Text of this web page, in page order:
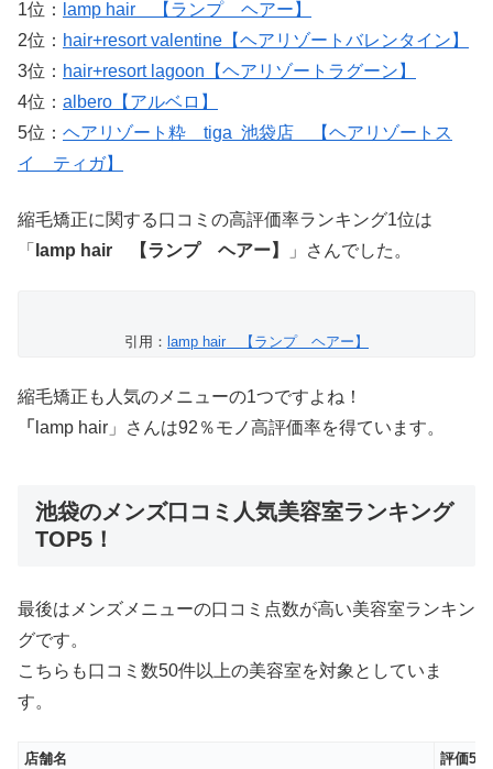
1位：
lamp hair 【ランプ ヘアー】
2位： hair+resort valentine【ヘアリゾートバレンタイン】
3位： hair+resort lagoon【ヘアリゾートラグーン】
4位： albero【アルベロ】
5位： ヘアリゾート粋 tiga 池袋店 【ヘアリゾートス
イ ティガ】
縮毛矯正に関する口コミの高評価率ランキング1位は
「 lamp hair 【ランプ ヘアー】 」さんでした。
引用： lamp hair 【ランプ ヘアー】
縮毛矯正も人気のメニューの1つですよね！
「 lamp hair」さんは92％モノ高評価率を得ています。
池袋のメンズ口コミ人気美容室ランキング
TOP5！
最後はメンズメニューの口コミ点数が高い美容室ランキン
グです。
こちらも口コミ数50件以上の美容室を対象としていま
す。
店舗名 評価5